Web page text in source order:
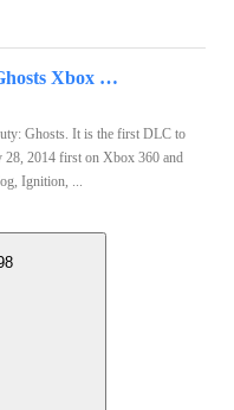
Call of Duty: Ghosts Xbox Live Key Xbox One EUROPE
Ghosts. It is the first DLC to
28, 2014 first on Xbox 360 and
Ignition, ...